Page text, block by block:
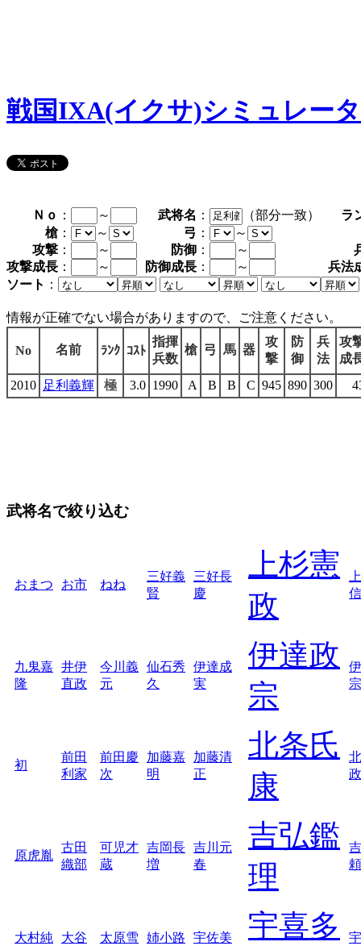
戦国IXA(イクサ)シミュレー
Ｎｏ ： ～ 武将名 ： （部分一致）
ラ
槍 ： ～ 弓 ：
～
攻撃 ： ～ 防御 ： ～
攻撃成長 ： ～ 防御成長 ： ～
兵法
ソート ：
情報が正確でない場合がありますので、ご注意ください。
No 名前 ﾗﾝｸ ｺｽﾄ
指揮
兵数
槍 弓 馬 器
攻
撃
防
御
兵
法
攻
成
2010 足利義輝 極 3.0 1990 A B B C 945 890 300
武将名で絞り込む
おまつ お市 ねね
三好義
賢
三好長
慶
上杉憲
政
信
九鬼嘉
隆
井伊
直政
今川義
元
仙石秀
久
伊達成
実
伊達政
宗
宗
初
前田
利家
前田慶
次
加藤嘉
明
加藤清
正
北条氏
康
政
原虎胤
古田
織部
可児才
蔵
吉岡長
増
吉川元
春
吉弘鑑
理
頼
大村純
大谷
太原雪
姉小路
宇佐美
宇喜多